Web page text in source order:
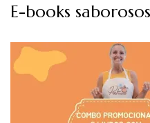
E-books saborosos